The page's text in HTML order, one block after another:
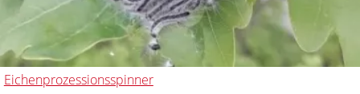
Eichenprozessionsspinner